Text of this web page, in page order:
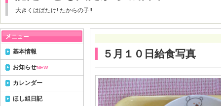
大きくはばたけ! たからの子!!
５月１０日給食写真
基本情報
お知らせNEW
カレンダー
ほし組日記